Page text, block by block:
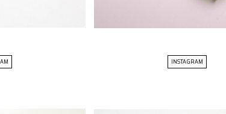
INSTAGRAM